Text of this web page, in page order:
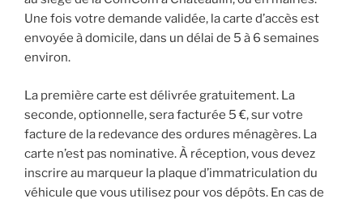
Une fois votre demande validée, la carte d’accès est
envoyée à domicile, dans un délai de 5 à 6 semaines
environ.
La première carte est délivrée gratuitement. La
seconde, optionnelle, sera facturée 5 €, sur votre
facture de la redevance des ordures ménagères. La
carte n’est pas nominative. À réception, vous devez
inscrire au marqueur la plaque d’immatriculation du
véhicule que vous utilisez pour vos dépôts. En cas de